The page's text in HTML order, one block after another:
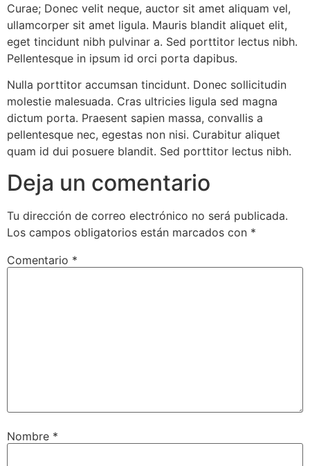
Curae; Donec velit neque, auctor sit amet aliquam vel,
ullamcorper sit amet ligula. Mauris blandit aliquet elit,
eget tincidunt nibh pulvinar a. Sed porttitor lectus nibh.
Pellentesque in ipsum id orci porta dapibus.
Nulla porttitor accumsan tincidunt. Donec sollicitudin
molestie malesuada. Cras ultricies ligula sed magna
dictum porta. Praesent sapien massa, convallis a
pellentesque nec, egestas non nisi. Curabitur aliquet
quam id dui posuere blandit. Sed porttitor lectus nibh.
Deja un comentario
Tu dirección de correo electrónico no será publicada.
Los campos obligatorios están marcados con *
Comentario *
Nombre *